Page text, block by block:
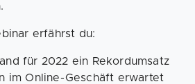
erfährst du:
für 2022 ein Rekordumsatz
im Online-Geschäft erwartet